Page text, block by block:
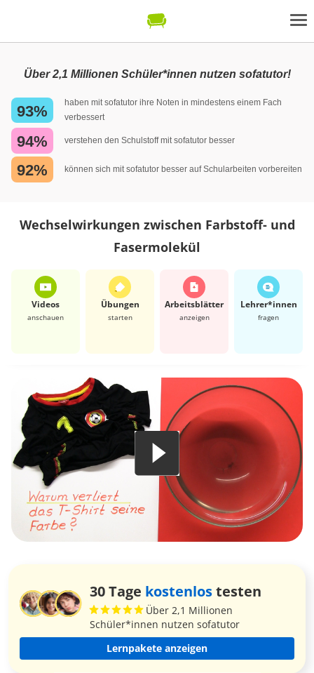
Über 2,1 Millionen Schüler*innen nutzen sofatutor!
93%
haben mit sofatutor ihre Noten in mindestens einem Fach
verbessert
94% verstehen den Schulstoff mit sofatutor besser
92% können sich mit sofatutor besser auf Schularbeiten vorbereiten
Wechselwirkungen zwischen Farbstoff- und
Fasermolekül
Videos
anschauen
Übungen
starten
Arbeits­blätter
anzeigen
Lehrer*​innen
fragen
30 Tage kostenlostesten
Über 2,1 Millionen
Schüler*innen nutzen sofatutor
Lernpakete anzeigen